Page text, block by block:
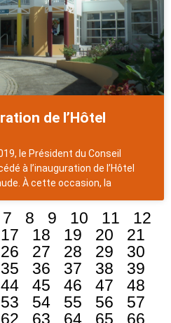
de l’Hôtel
le Président du Conseil
à l’inauguration de l’Hôtel
À cette occasion, la
7 8 9 10 11
12
17 18 19 20
21
26 27 28 29
30
35 36 37 38
39
44 45 46 47
48
53 54 55 56
57
62 63 64 65 66